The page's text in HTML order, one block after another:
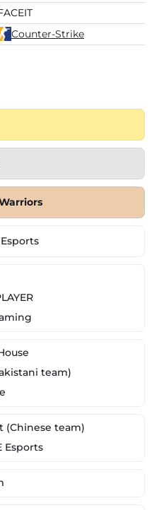
Counter-Strike
team)
(Chinese team)
Esports